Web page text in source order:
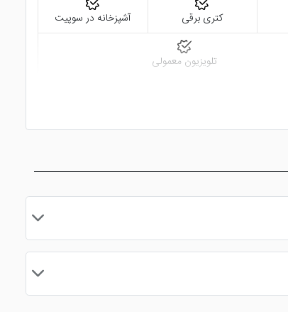
کتری برقی آشپزخانه در سوپیت
تلویزیون معمولی